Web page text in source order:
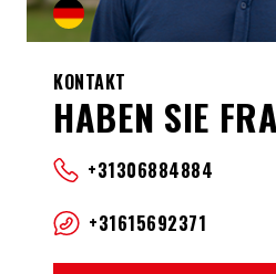
KONTAKT
HABEN SIE
+31306884884
+31615692371